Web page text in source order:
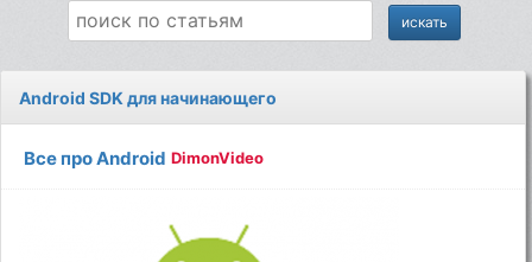
Android SDK для начинающего
Все про Android DimonVideo